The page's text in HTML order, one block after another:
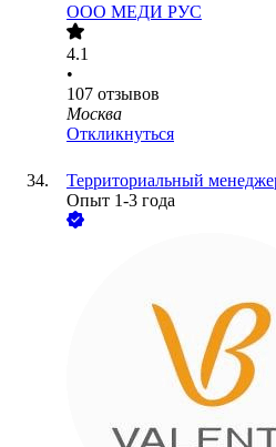
ООО МЕДИ РУС
4.1
•
107 отзывов
Москва
Откликнуться
Территориальный
Опыт 1-3 года